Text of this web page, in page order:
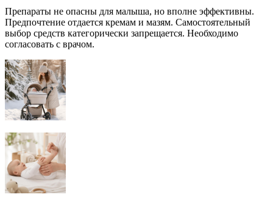
Препараты не опасны для малыша, но вполне эффективны.
Предпочтение отдается кремам и мазям. Самостоятельный
выбор средств категорически запрещается. Необходимо
согласовать с врачом.